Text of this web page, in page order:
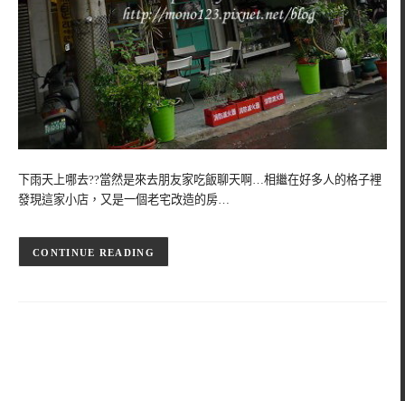
下雨天上哪去??當然是來去朋友家吃飯聊天啊…相繼在好多人的格子裡
發現這家小店，又是一個老宅改造的房…
CONTINUE READING